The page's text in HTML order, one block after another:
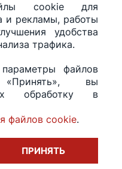
узнавайте первыми о
обращения
cookie для
и рекламы, работы
удобства
трафика.
файлов
вы
обработку в
файлов cookie.
ПРИНЯТЬ